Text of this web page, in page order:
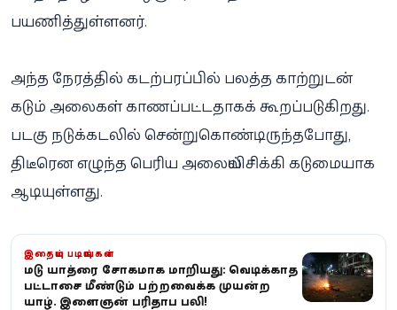
பயணித்துள்ளனர்.
அந்த நேரத்தில் கடற்பரப்பில் பலத்த காற்றுடன்
கடும் அலைகள் காணப்பட்டதாகக் கூறப்படுகிறது.
படகு நடுக்கடலில் சென்றுகொண்டிருந்தபோது,
திடீரென எழுந்த பெரிய அலையில் சிக்கி கடுமையாக
ஆடியுள்ளது.
இதையும் படியுங்கள்
மடு யாத்திரை சோகமாக மாறியது: வெடிக்காத
பட்டாசை மீண்டும் பற்றவைக்க முயன்ற
யாழ். இளைஞன் பரிதாப பலி!